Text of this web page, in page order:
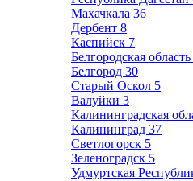
Махачкала 36
Дербент 8
Каспийск 7
Белгородская область
Белгород 30
Старый Оскол 5
Валуйки 3
Калининградская
Калининград 37
Светлогорск 5
Зеленоградск 5
Удмуртская